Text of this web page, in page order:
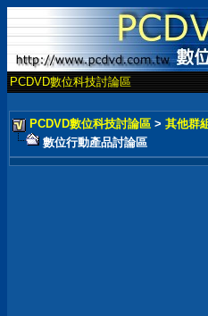
PCDVD數位科技討論區
PCDVD數位科技討論區 > 其他群
數位行動產品討論區